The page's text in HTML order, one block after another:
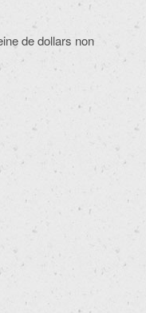
de dollars non